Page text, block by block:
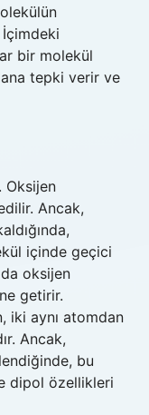
İçimdeki
bir molekül
tepki verir ve
Oksijen
Ancak,
içinde geçici
oksijen
getirir.
iki aynı atomdan
Ancak,
bu
dipol özellikleri